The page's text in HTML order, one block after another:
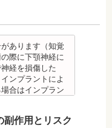
ます。臓や血圧
だりしてもわか
クがあります。
アレルギー反応
置の周りなど、
分ができるた
ります。
なブラッシング、
、不安がある方
ストをうけて、
に伝えてくださ
膚や口腔の粘膜
速やかに歯科医
スがない場合
行う場合があり
ヤーを交換した
が、数日でおさ
ものを飲んだと
る場合がありま
す。長期間痛む
。
、不安がある方
あります（知覚
際に下顎神経に
経を損傷した
ンプラントによ
合はインプラン
に、上顎洞を破
作用とリスク